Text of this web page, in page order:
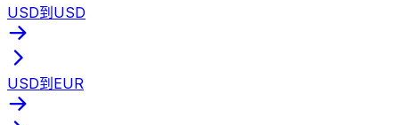
USD到USD
USD到EUR